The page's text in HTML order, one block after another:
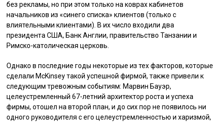
без рекламы, но при этом только на коврах кабинетов
начальников из «синего списка» клиентов (только с
влиятельными клиентами). В их число входили два
президента США, Банк Англии, правительство Танзании и
Римско-католическая церковь.
Однако в последние годы некоторые из тех факторов, которые
сделали McKinsey такой успешной фирмой, также привели к
следующим тревожным событиям: Марвин Бауэр,
целеустремленный 67-летний архитектор роста и успеха
фирмы, отошел на второй план, и до сих пор не появилось ни
одного руководителя с его целеустремленностью и харизмой,